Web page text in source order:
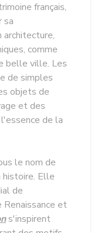
français,
sa
architecture,
comme
belle ville. Les
de simples
objets de
et des
de la
le nom de
histoire. Elle
de
et
s'inspirent